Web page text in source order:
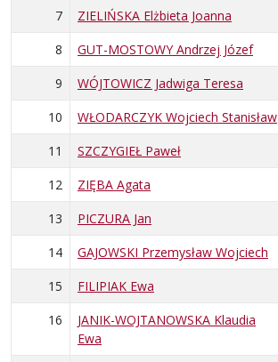
7 ZIELIŃSKA Elżbieta Joanna
8
GUT-MOSTOWY Andrzej Józef
9
WÓJTOWICZ Jadwiga Teresa
10
WŁODARCZYK Wojciech Stanisław
11
SZCZYGIEŁ Paweł
12
ZIĘBA Agata
13
PICZURA Jan
14
GAJOWSKI Przemysław Wojciech
15
FILIPIAK Ewa
16
JANIK-WOJTANOWSKA Klaudia
Ewa